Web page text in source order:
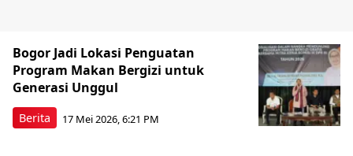
Berita
Bogor Jadi Lokasi Penguatan
Program Makan Bergizi untuk
Generasi Unggul
17 Mei 2026, 6:21 PM